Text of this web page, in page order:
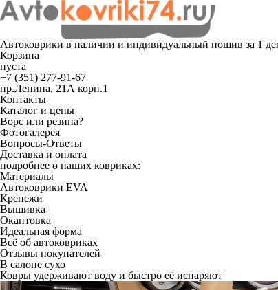
Автоковрики в наличии и индивидуальный пошив за 1
Корзина
пуста
+7 (351) 277-91-67
пр.Ленина, 21А корп.1
Контакты
Каталог и цены
Ворс или резина?
Фотогалерея
Вопросы-Ответы
Доставка и оплата
подробнее о наших ковриках:
Материалы
Автоковрики EVA
Крепежи
Вышивка
Окантовка
Идеальная форма
Всё об автоковриках
Отзывы покупателей
В салоне сухо
Ковры удерживают воду и быстро её испаряют